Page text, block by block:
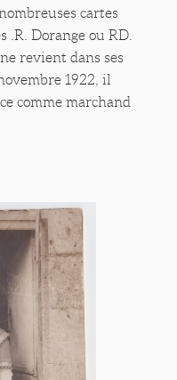
cartes
.R. Dorange ou RD.
revient dans ses
1922, il
comme marchand